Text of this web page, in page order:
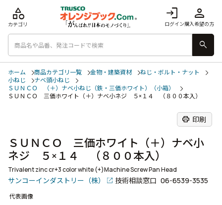
login
ログイン
person
購入希望の方
category
カテゴリ
search
ホーム 商品カテゴリ一覧 金物・建築資材
ねじ・ボルト・ナット
小ねじ
ナベ頭小ねじ
ＳＵＮＣＯ （＋）ナベ小ねじ（鉄・三価ホワイト）（小箱）
ＳＵＮＣＯ 三価ホワイト（＋）ナベ小ネジ ５×１４ （８００本入）
print 印刷
ＳＵＮＣＯ 三価ホワイト（＋）ナベ小
ネジ ５×１４ （８００本入）
Trivalent zinc cr+3 color white (+)Machine Screw Pan Head
サンコーインダストリー（株） 技術相談窓口 06-6539-3535
代表画像